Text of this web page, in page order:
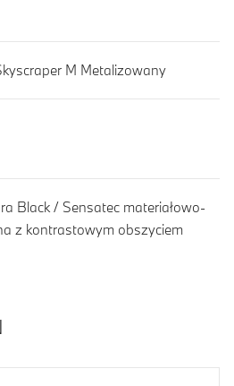
M Metalizowany
Black / Sensatec materiałowo-
z kontrastowym obszyciem